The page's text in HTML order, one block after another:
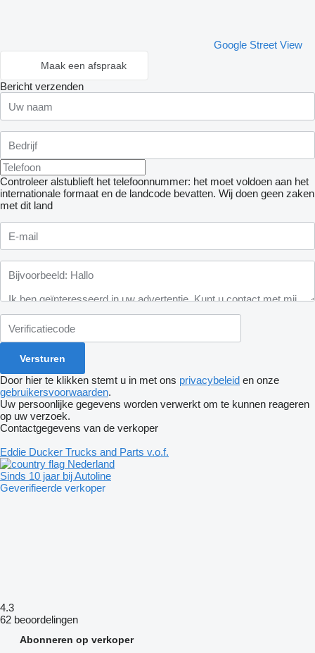
Google Street View
Maak een afspraak
Bericht verzenden
Controleer alstublieft het telefoonnummer: het moet voldoen aan het
internationale formaat en de landcode bevatten. Wij doen geen zaken
met dit land
Door hier te klikken stemt u in met ons privacybeleid en onze
gebruikersvoorwaarden.
Uw persoonlijke gegevens worden verwerkt om te kunnen reageren
op uw verzoek.
Contactgegevens van de verkoper
Eddie Ducker Trucks and Parts v.o.f.
Nederland
Sinds 10 jaar bij Autoline
Geverifieerde verkoper
4.3
62 beoordelingen
Abonneren op verkoper